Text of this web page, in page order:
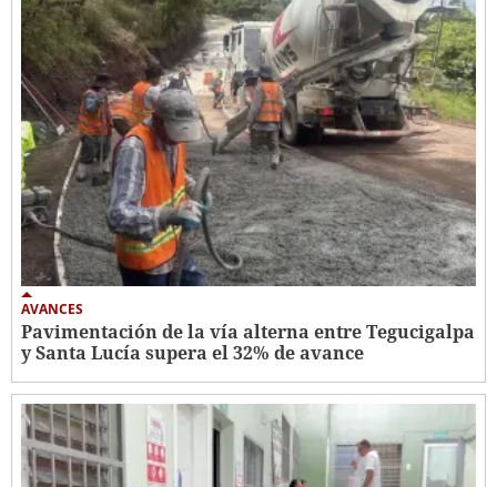
AVANCES
Pavimentación de la vía alterna entre Tegucigalpa
y Santa Lucía supera el 32% de avance